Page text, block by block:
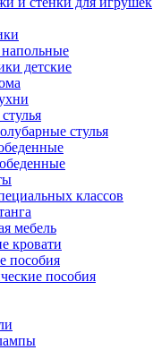
детские
стулья
классов
мебель
кровати
пособия
пособия